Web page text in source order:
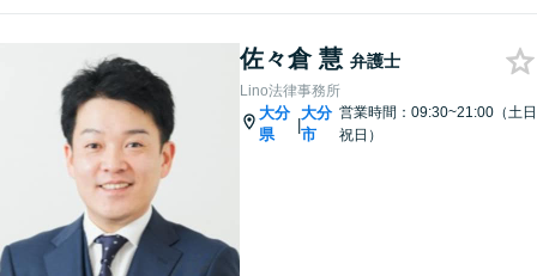
佐々倉 慧 弁護士
Lino法律事務所
大分
県
|
大分
市
営業時間：09:30~21:00（土日
祝日）